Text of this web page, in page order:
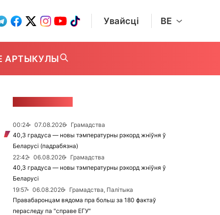
Увайсці BE
АРТЫКУЛЫ
00:24 07.08.2026
Грамадства
40,3 градуса — новы тэмпературны рэкорд жніўня ў
Беларусі (падрабязна)
22:42
06.08.2026
Грамадства
40,3 градуса — новы тэмпературны рэкорд жніўня ў
Беларусі
19:57
06.08.2026
Грамадства, Палітыка
Правабаронцам вядома пра больш за 180 фактаў
пераследу па "справе ЕГУ"